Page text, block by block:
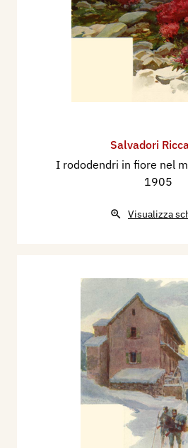
Salvadori
I rododendri in fiore nel
1905
Visualizza